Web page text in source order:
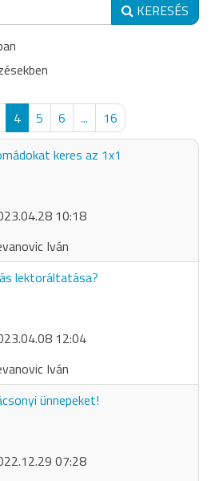
KERESÉS
4 5 6 ...
16
keres az 1x1
10:18
Iván
lektoráltatása?
12:04
Iván
ünnepeket!
07:28